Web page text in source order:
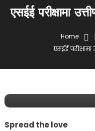
एसईई परीक्षामा
Home
एसईई परीक्षामा
समाचार
एसईई परीक्षामा
Spread the love